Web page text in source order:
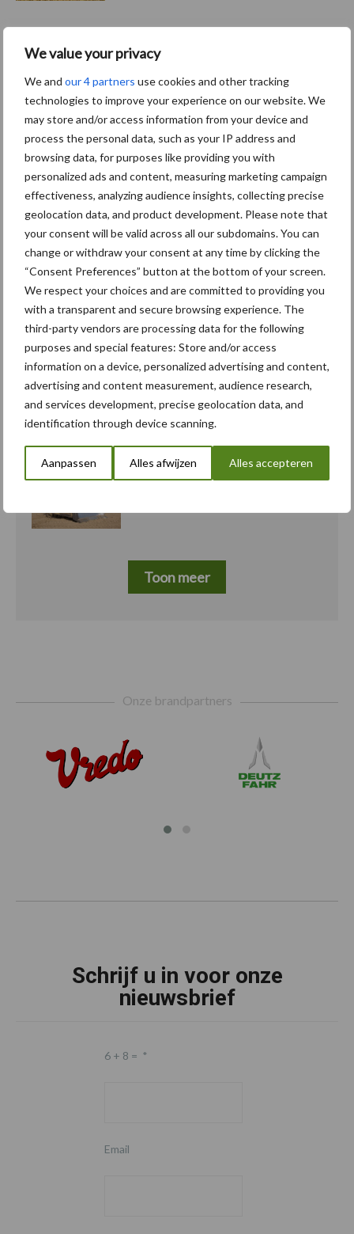
We value your privacy
We and our 4 partners use cookies and other tracking
technologies to improve your experience on our website. We
may store and/or access information from your device and
process the personal data, such as your IP address and
browsing data, for purposes like providing you with
personalized ads and content, measuring marketing campaign
effectiveness, analyzing audience insights, collecting precise
geolocation data, and product development. Please note that
your consent will be valid across all our subdomains. You can
change or withdraw your consent at any time by clicking the
“Consent Preferences” button at the bottom of your screen.
We respect your choices and are committed to providing you
with a transparent and secure browsing experience. The
third-party vendors are processing data for the following
purposes and special features: Store and/or access
information on a device, personalized advertising and content,
advertising and content measurement, audience research,
and services development, precise geolocation data, and
identification through device scanning.
Aanpassen Alles afwijzen Alles accepteren
20 jan
New Holland marktleider
50 pk in België
Toon meer
Recent nieuws Partner nieuws
“Hoge verwachtingen van
schijven voor kouters”
Albourgh Tyres breidt uit
naar nieuwe
5 aug
Caterpillar breidt gamma
Toon meer
Onze brandpartners
Schrijf u in voor onze
nieuwsbrief
6 + 8 = *
Email